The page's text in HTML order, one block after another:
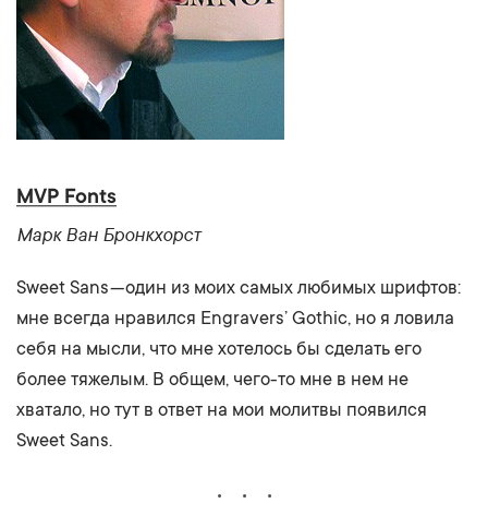
MVP Fonts
Марк Ван Бронкхорст
Sweet Sans — один из моих самых любимых шрифтов:
мне всегда нравился Engravers’ Gothic, но я ловила
себя на мысли, что мне хотелось бы сделать его
более тяжелым. В общем, чего-то мне в нем не
хватало, но тут в ответ на мои молитвы появился
Sweet Sans.